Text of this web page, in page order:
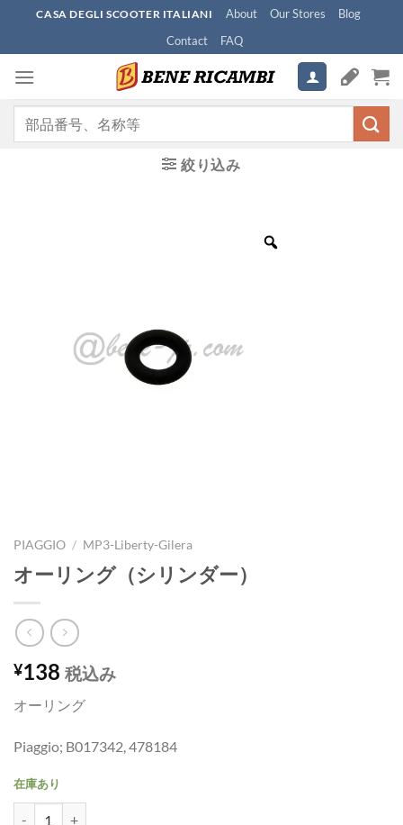
content
CASA DEGLI SCOOTER ITALIANI About Our Stores
Blog
Contact
FAQ
絞り込み
PIAGGIO / MP3-Liberty-Gilera
オーリング（シリンダー）
¥138 税込み
オーリング
Piaggio; B017342, 478184
在庫あり